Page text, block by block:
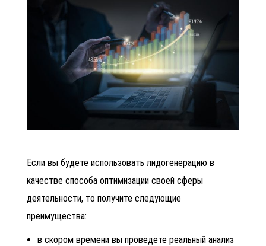
Если вы будете использовать лидогенерацию в
качестве способа оптимизации своей сферы
деятельности, то получите следующие
преимущества:
в скором времени вы проведете реальный анализ